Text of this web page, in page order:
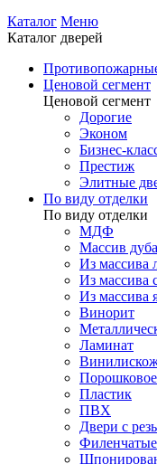
Каталог Меню
Каталог дверей
Ценовой сегмент
Ценовой сегмент
Дорогие
Эконом
Бизнес-
Престиж
Элитные
По виду отделки
По виду отделки
МДФ
Массив дуба
Из массива
Из массива
Из массива
Винорит
Ламинат
Пластик
ПВХ
Двери с